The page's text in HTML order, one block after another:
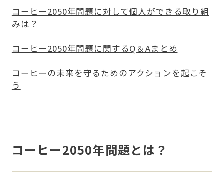
コーヒー2050年問題に対して個人ができる取り組
みは？
コーヒー2050年問題に関するQ＆Aまとめ
コーヒーの未来を守るためのアクションを起こそ
う
コーヒー2050年問題とは？